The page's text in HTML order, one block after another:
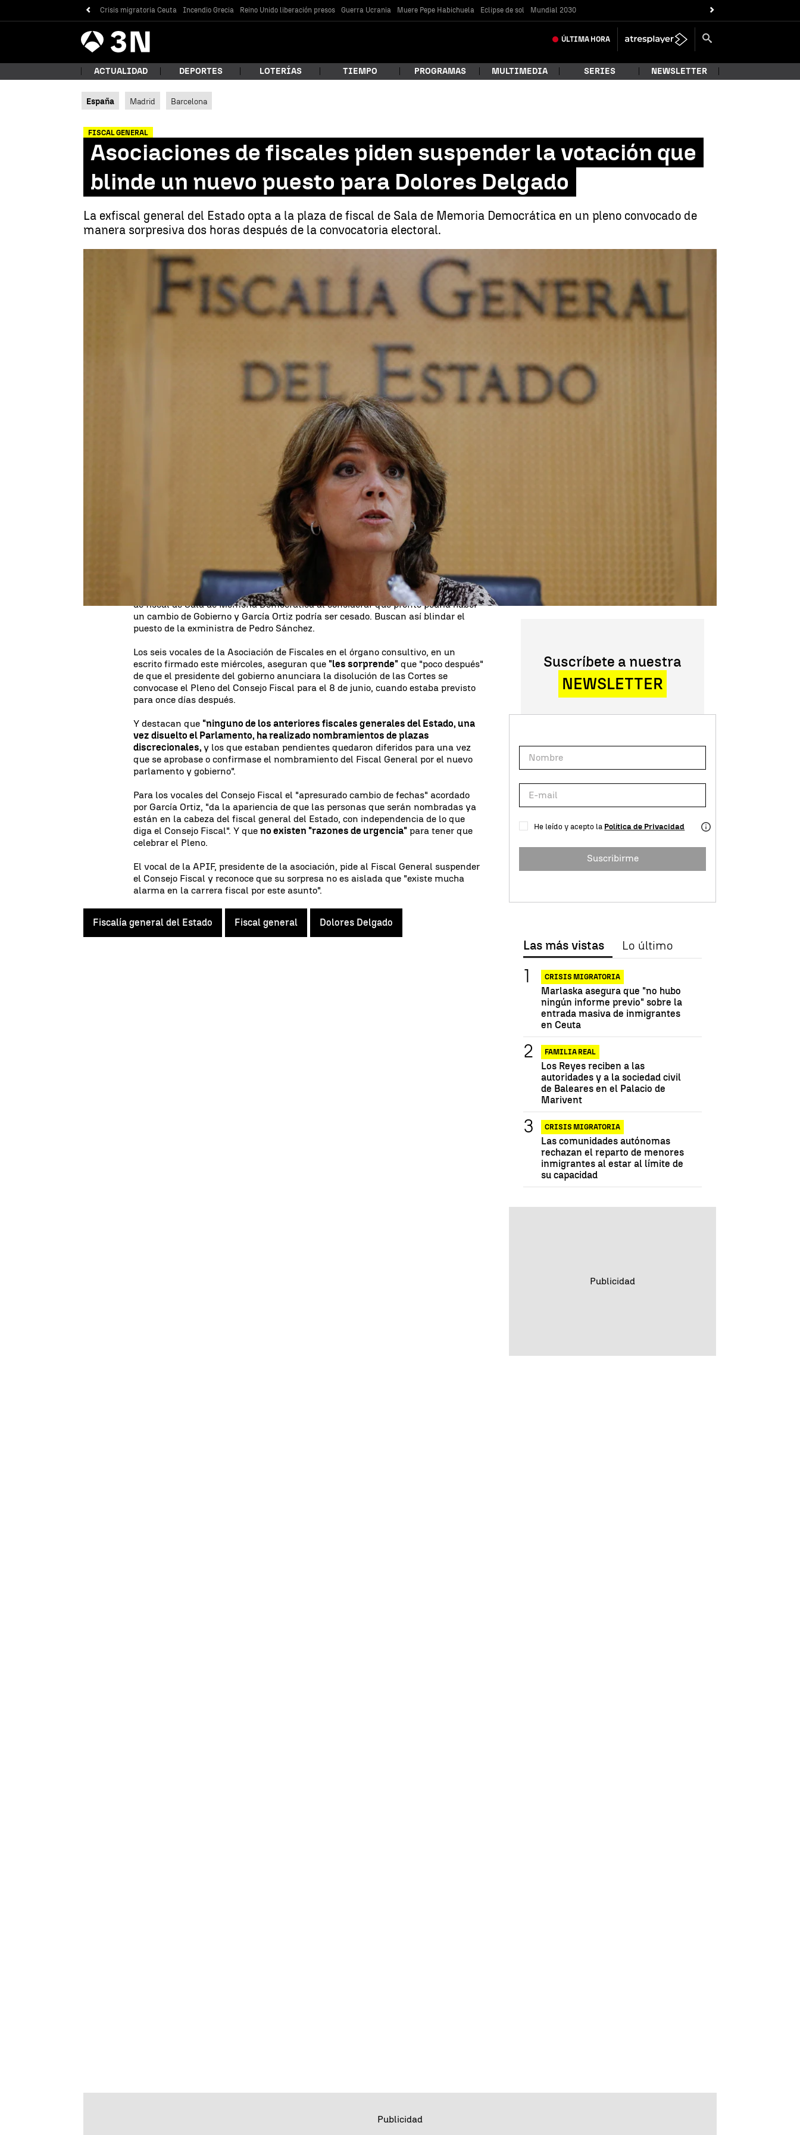
Crisis migratoria Ceuta Incendio Grecia Reino Unido liberación presos Guerra Ucrania Muere Pepe Habichuela Eclipse de sol Mundial 2030
Antena
3 Noticias ÚLTIMA HORA
¿Qué estás buscando?
Buscar
ACTUALIDAD DEPORTES LOTERÍAS TIEMPO PROGRAMAS MULTIMEDIA SERIES NEWSLETTER
España Madrid Barcelona
FISCAL GENERAL
Asociaciones de fiscales piden suspender la votación que
blinde un nuevo puesto para Dolores Delgado
La exfiscal general del Estado opta a la plaza de fiscal de Sala de Memoria Democrática en un pleno convocado de
manera sorpresiva dos horas después de la convocatoria electoral.
La exfiscal general del Estado opta a la plaza de fiscal de Sala de Memoria Democrática |
WhatsappFacebook
La Asociación de Fiscales (AF) y la Asociación Profesional e Independiente de
Fiscales (APIF) se rebelan contra el fiscal general del Estado, Álvaro García Ortiz
y le piden que suspenda el Pleno del Consejo Fiscal adelantado para el 8 de junio.
Un pleno que convocó tan solo dos horas después de que el presidente del
Gobierno, Pedro Sánchez, desde el Palacio de la Moncloa, en una comparecencia
institucional anunciara el adelanto de las
elecciones generales para el 23 de
En ese Pleno pretenden votar sobre la candidatura de Dolores Delgadoa la plaza
de fiscal de Sala de Memoria Democrática al considerar que pronto podría haber
un cambio de Gobierno y García Ortiz podría ser cesado. Buscan así blindar el
puesto de la exministra de Pedro Sánchez.
Los seis vocales de la Asociación de Fiscales en el órgano consultivo, en un
escrito firmado este miércoles, aseguran que "les sorprende" que "poco después"
de que el presidente del gobierno anunciara la disolución de las Cortes se
convocase el Pleno del Consejo Fiscal para el 8 de junio, cuando estaba previsto
para once días después.
Y destacan que "ninguno de los anteriores fiscales generales del Estado, una
vez disuelto el Parlamento, ha realizado nombramientos de plazas
discrecionales,y los que estaban pendientes quedaron diferidos para una vez
que se aprobase o confirmase el nombramiento del Fiscal General por el nuevo
parlamento y gobierno".
Para los vocales del Consejo Fiscal el "apresurado cambio de fechas" acordado
por García Ortiz, "da la apariencia de que las personas que serán nombradas ya
están en la cabeza del fiscal general del Estado, con independencia de lo que
diga el Consejo Fiscal". Y queno existen "razones de urgencia" para tener que
celebrar el Pleno.
El vocal de la APIF, presidente de la asociación, pide al Fiscal General suspender
el Consejo Fiscal y reconoce que su sorpresa no es aislada que "existe mucha
alarma en la carrera fiscal por este asunto".
Fiscalía general del Estado Fiscal general Dolores Delgado
Suscríbete a nuestra
NEWSLETTER
He leído y acepto la Política de Privacidad
Suscribirme
Las más vistas Lo último
CRISIS MIGRATORIA
Marlaska asegura que "no hubo
ningún informe previo" sobre la
entrada masiva de inmigrantes
en Ceuta
FAMILIA REAL
Los Reyes reciben a las
autoridades y a la sociedad civil
de Baleares en el Palacio de
Marivent
CRISIS MIGRATORIA
Las comunidades autónomas
rechazan el reparto de menores
inmigrantes al estar al límite de
su capacidad